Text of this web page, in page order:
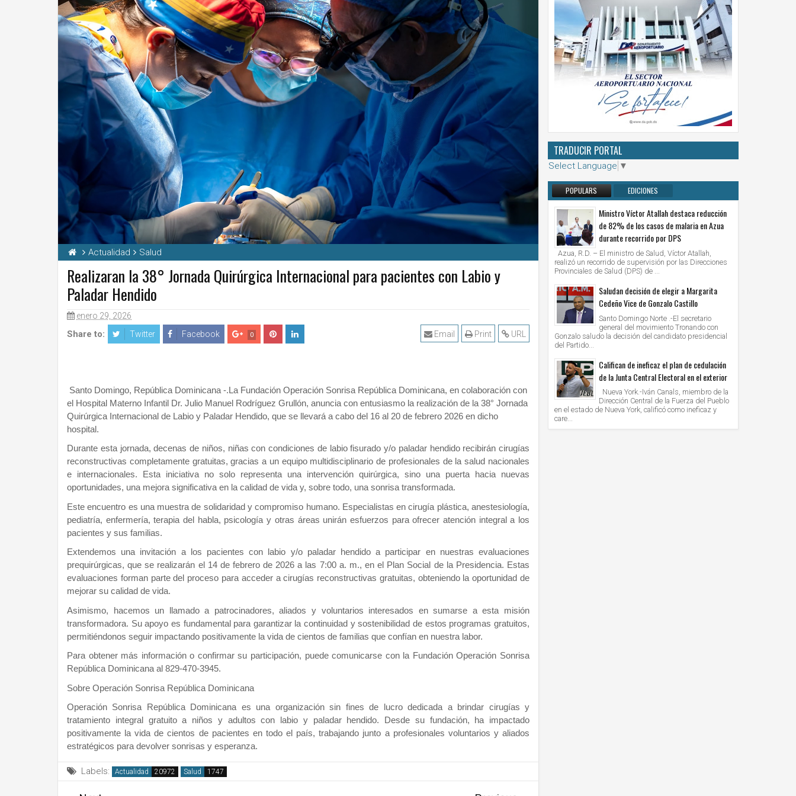
Actualidad Salud
Realizaran la 38° Jornada Quirúrgica Internacional para pacientes con Labio y
Paladar Hendido
enero 29, 2026
Share to: Twitter Facebook 0 URL
Print
Email
Santo Domingo, República Dominicana -.La Fundación Operación Sonrisa República Dominicana, en colaboración con
el Hospital Materno Infantil Dr. Julio Manuel Rodríguez Grullón, anuncia con entusiasmo la realización de la 38° Jornada
Quirúrgica Internacional de Labio y Paladar Hendido, que se llevará a cabo del 16 al 20 de febrero 2026 en dicho
hospital.
Durante esta jornada, decenas de niños, niñas con condiciones de labio fisurado y/o paladar hendido recibirán cirugías
reconstructivas completamente gratuitas, gracias a un equipo multidisciplinario de profesionales de la salud nacionales
e internacionales. Esta iniciativa no solo representa una intervención quirúrgica, sino una puerta hacia nuevas
oportunidades, una mejora significativa en la calidad de vida y, sobre todo, una sonrisa transformada.
Este encuentro es una muestra de solidaridad y compromiso humano. Especialistas en cirugía plástica, anestesiología,
pediatría, enfermería, terapia del habla, psicología y otras áreas unirán esfuerzos para ofrecer atención integral a los
pacientes y sus familias.
Extendemos una invitación a los pacientes con labio y/o paladar hendido a participar en nuestras evaluaciones
prequirúrgicas, que se realizarán el 14 de febrero de 2026 a las 7:00 a. m., en el Plan Social de la Presidencia. Estas
evaluaciones forman parte del proceso para acceder a cirugías reconstructivas gratuitas, obteniendo la oportunidad de
mejorar su calidad de vida.
Asimismo, hacemos un llamado a patrocinadores, aliados y voluntarios interesados en sumarse a esta misión
transformadora. Su apoyo es fundamental para garantizar la continuidad y sostenibilidad de estos programas gratuitos,
permitiéndonos seguir impactando positivamente la vida de cientos de familias que confían en nuestra labor.
Para obtener más información o confirmar su participación, puede comunicarse con la Fundación Operación Sonrisa
República Dominicana al 829-470-3945.
Sobre Operación Sonrisa República Dominicana
Operación Sonrisa República Dominicana es una organización sin fines de lucro dedicada a brindar cirugías y
tratamiento integral gratuito a niños y adultos con labio y paladar hendido. Desde su fundación, ha impactado
positivamente la vida de cientos de pacientes en todo el país, trabajando junto a profesionales voluntarios y aliados
estratégicos para devolver sonrisas y esperanza.
Labels: Actualidad Salud
TRADUCIR PORTAL
Select Language ▼
POPULARS
EDICIONES
ANTERIORES
Ministro Víctor Atallah destaca reducción
de 82% de los casos de malaria en Azua
durante recorrido por DPS
Azua, R.D. – El ministro de Salud, Víctor Atallah,
realizó un recorrido de supervisión por las Direcciones
Provinciales de Salud (DPS) de ...
Saludan decisión de elegir a Margarita
Cedeño Vice de Gonzalo Castillo
Santo Domingo Norte .-El secretario
general del movimiento Tronando con
Gonzalo saludo la decisión del candidato presidencial
del Partido...
Califican de ineficaz el plan de cedulación
de la Junta Central Electoral en el exterior
Nueva York.-Iván Canals, miembro de la
Dirección Central de la Fuerza del Pueblo
en el estado de Nueva York, calificó como ineficaz y
care...